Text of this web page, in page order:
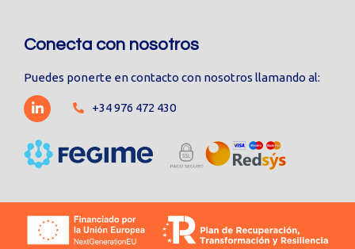
Conecta con nosotros
Puedes ponerte en contacto con nosotros llamando al:
+34 976 472 430